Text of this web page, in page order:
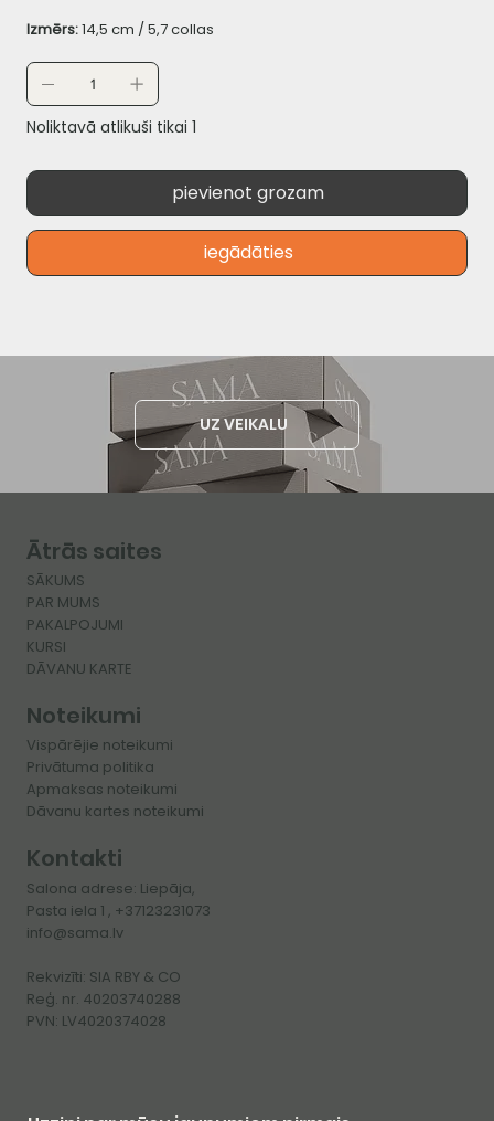
Izmērs:14,5 cm / 5,7 collas
Noliktavā atlikuši tikai 1
pievienot grozam
iegādāties
UZ VEIKALU
Ātrās saites
SĀKUMS
PAR MUMS
PAKALPOJUMI
KURSI
​DĀVANU KARTE
Noteikumi
Vispārējie noteikumi
Privātuma politika
Apmaksas noteikumi
Dāvanu kartes noteikumi
Kontakti
Salona adrese: Liepāja,
Pasta iela 1 , +37123231073
info@sama.lv
Rekvizīti: SIA RBY & CO
Reģ. nr. 40203740288
PVN: LV4020374028